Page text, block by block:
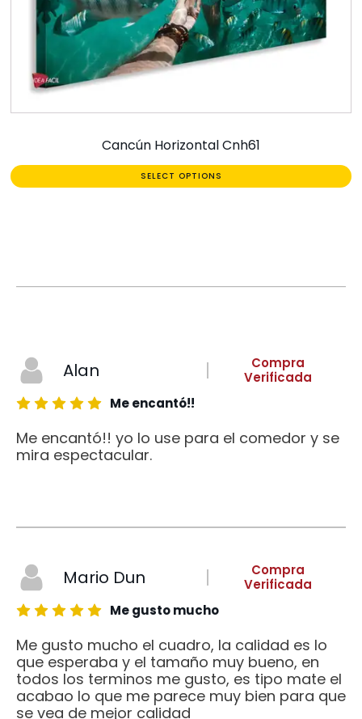
Cancún Horizontal Cnh61
SELECT OPTIONS
Alan
Compra
Verificada
Me encantó!!
Me encantó!! yo lo use para el comedor y se
mira espectacular.
Mario Dun
Compra
Verificada
Me gusto mucho
Me gusto mucho el cuadro, la calidad es lo
que esperaba y el tamaño muy bueno, en
todos los terminos me gusto, es tipo mate el
acabao lo que me parece muy bien para que
se vea de mejor calidad